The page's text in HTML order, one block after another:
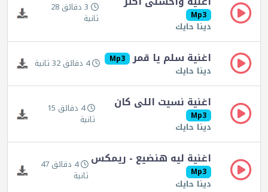
Mp3
دينا حايك
3 دقائق 28
ثانية
اغنية سلم يا قمر Mp3
دينا حايك 4 دقائق 32 ثانية
اغنية نسيت اللى كان
Mp3
دينا حايك
4 دقائق 15
ثانية
اغنية ليه هنضيع - ريمكس
Mp3
دينا حايك
4 دقائق 47
ثانية